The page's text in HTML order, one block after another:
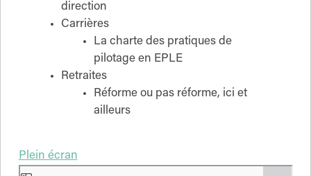
direction
Carrières
La charte des pratiques de
pilotage en EPLE
Retraites
Réforme ou pas réforme, ici et
ailleurs
Plein écran
Aller